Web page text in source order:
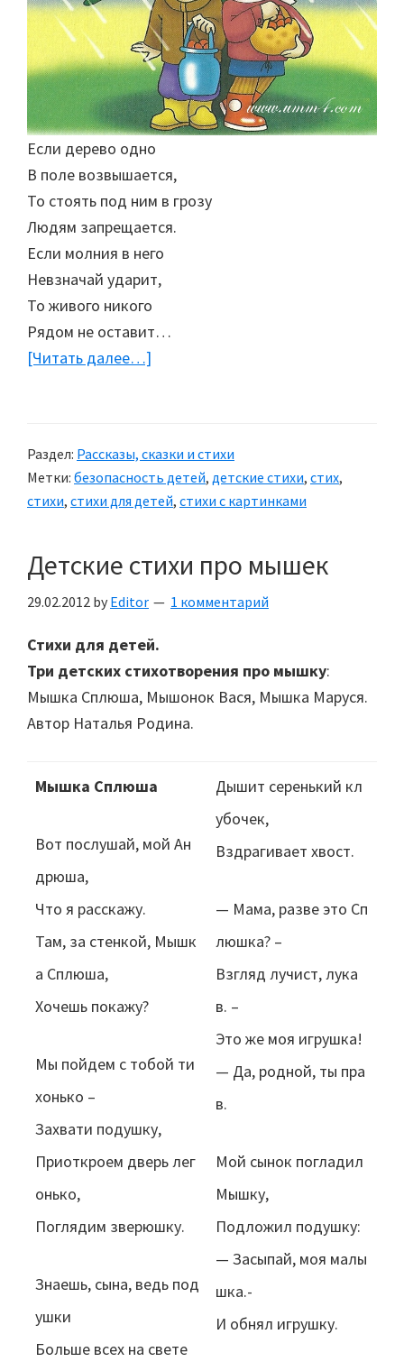
Если дерево одно
В поле возвышается,
То стоять под ним в грозу
Людям запрещается.
Если молния в него
Невзначай ударит,
То живого никого
Рядом не оставит…
[Читать далее…]
о
безопасности
на
Раздел: Рассказы, сказки и стихи
Метки: безопасность детей, детские стихи, стих,
стихи, стихи для детей, стихи с картинками
Детские стихи про мышек
29.02.2012 by Editor 1 комментарий
Стихи для детей.
Три детских стихотворения про мышку:
Мышка Сплюша, Мышонок Вася, Мышка Маруся.
Автор Наталья Родина.
Мышка Сплюша
Вот послушай, мой Ан
дрюша,
Что я расскажу.
Там, за стенкой, Мышк
а Сплюша,
Хочешь покажу?
Мы пойдем с тобой ти
хонько –
Захвати подушку,
Приоткроем дверь лег
онько,
Поглядим зверюшку.
Знаешь, сына, ведь под
ушки
Больше всех на свете
Дышит серенький кл
убочек,
Вздрагивает хвост.
— Мама, разве это Сп
люшка? –
Взгляд лучист, лука
в. –
Это же моя игрушка!
— Да, родной, ты пра
в.
Мой сынок погладил
Мышку,
Подложил подушку:
— Засыпай, моя малы
шка.-
И обнял игрушку.